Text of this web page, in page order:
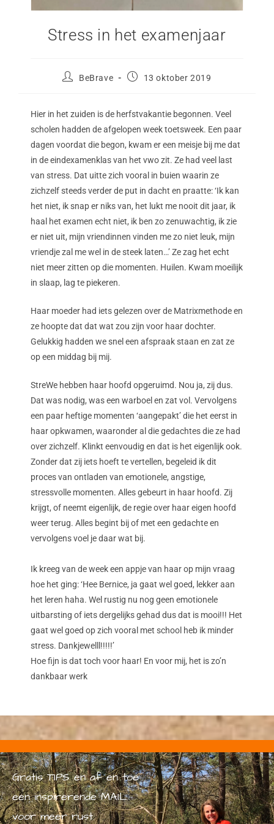
Stress in het examenjaar
BeBrave 13 oktober 2019
Hier in het zuiden is de herfstvakantie begonnen. Veel
scholen hadden de afgelopen week toetsweek. Een paar
dagen voordat die begon, kwam er een meisje bij me dat
in de eindexamenklas van het vwo zit. Ze had veel last
van stress. Dat uitte zich vooral in buien waarin ze
zichzelf steeds verder de put in dacht en praatte: ‘Ik kan
het niet, ik snap er niks van, het lukt me nooit dit jaar, ik
haal het examen echt niet, ik ben zo zenuwachtig, ik zie
er niet uit, mijn vriendinnen vinden me zo niet leuk, mijn
vriendje zal me wel in de steek laten…’ Ze zag het echt
niet meer zitten op die momenten. Huilen. Kwam moeilijk
in slaap, lag te piekeren.
Haar moeder had iets gelezen over de Matrixmethode en
ze hoopte dat dat wat zou zijn voor haar dochter.
Gelukkig hadden we snel een afspraak staan en zat ze
op een middag bij mij.
StreWe hebben haar hoofd opgeruimd. Nou ja, zij dus.
Dat was nodig, was een warboel en zat vol. Vervolgens
een paar heftige momenten ‘aangepakt’ die het eerst in
haar opkwamen, waaronder al die gedachtes die ze had
over zichzelf. Klinkt eenvoudig en dat is het eigenlijk ook.
Zonder dat zij iets hoeft te vertellen, begeleid ik dit
proces van ontladen van emotionele, angstige,
stressvolle momenten. Alles gebeurt in haar hoofd. Zij
krijgt, of neemt eigenlijk, de regie over haar eigen hoofd
weer terug. Alles begint bij of met een gedachte en
vervolgens voel je daar wat bij.
Ik kreeg van de week een appje van haar op mijn vraag
hoe het ging: ‘Hee Bernice, ja gaat wel goed, lekker aan
het leren haha. Wel rustig nu nog geen emotionele
uitbarsting of iets dergelijks gehad dus dat is mooi!!! Het
gaat wel goed op zich vooral met school heb ik minder
stress. Dankjewelll!!!!!’
Hoe fijn is dat toch voor haar! En voor mij, het is zo’n
dankbaar werk
Gratis TIPS en af en toe
een inspirerende MAIL
voor meer rust